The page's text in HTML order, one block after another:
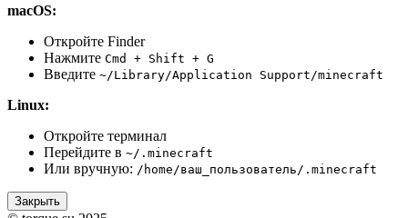
macOS:
Откройте Finder
Нажмите Cmd + Shift + G
Введите ~/Library/Application Support/minecraft
Linux:
Откройте терминал
Перейдите в ~/.minecraft
Или вручную: /home/ваш_пользователь/.minecraft
Закрыть